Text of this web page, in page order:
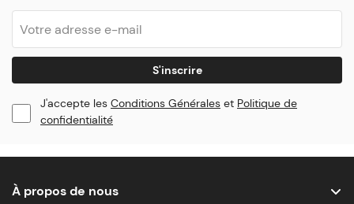
S'inscrire
J'accepte les Conditions Générales et Politique de
confidentialité
À propos de nous